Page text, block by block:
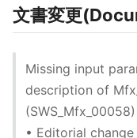
文書変更
Missing input
description of
• Editorial